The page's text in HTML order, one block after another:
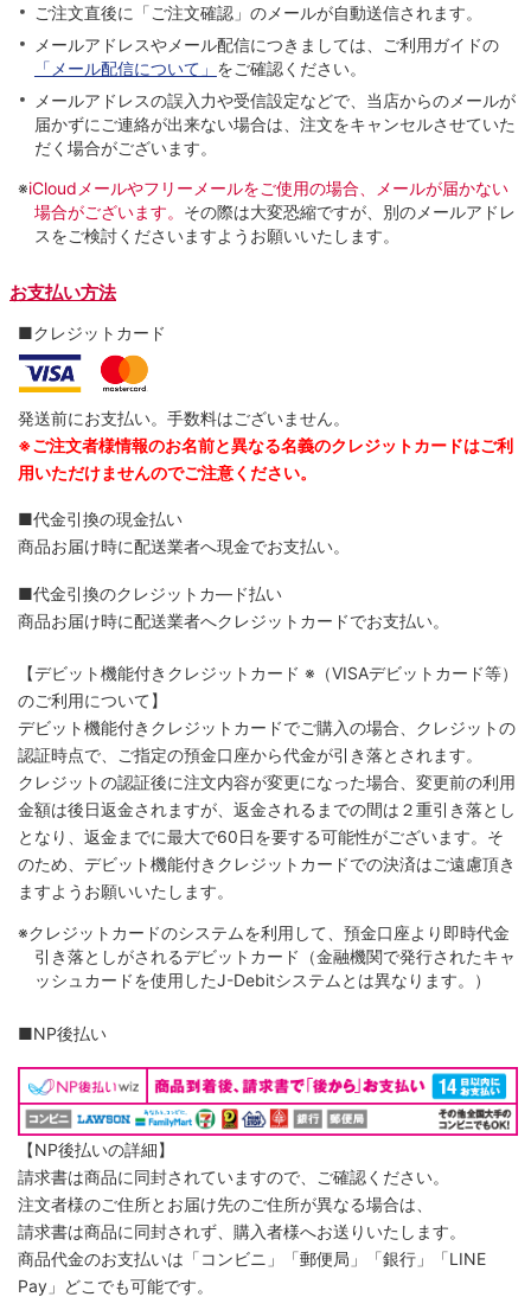
ご注文直後に「ご注文確認」のメールが自動送信されます。
メールアドレスやメール配信につきましては、ご利用ガイドの
「メール配信について」 をご確認ください。
メールアドレスの誤入力や受信設定などで、当店からのメールが
届かずにご連絡が出来ない場合は、注文をキャンセルさせていた
だく場合がございます。
※iCloudメールやフリーメールをご使用の場合、メールが届かない
場合がございます。 その際は大変恐縮ですが、別のメールアドレ
スをご検討くださいますようお願いいたします。
お支払い方法
■クレジットカード
発送前にお支払い。手数料はございません。
※ご注文者様情報のお名前と異なる名義のクレジットカードはご利
用いただけませんのでご注意ください。
■代金引換の現金払い
商品お届け時に配送業者へ現金でお支払い。
■代金引換のクレジットカ―ド払い
商品お届け時に配送業者へクレジットカードでお支払い。
【デビット機能付きクレジットカード ※（VISAデビットカード等）
のご利用について】
デビット機能付きクレジットカードでご購入の場合、クレジットの
認証時点で、ご指定の預金口座から代金が引き落とされます。
クレジットの認証後に注文内容が変更になった場合、変更前の利用
金額は後日返金されますが、返金されるまでの間は２重引き落とし
となり、返金までに最大で60日を要する可能性がございます。そ
のため、デビット機能付きクレジットカードでの決済はご遠慮頂き
ますようお願いいたします。
※クレジットカードのシステムを利用して、預金口座より即時代金
引き落としがされるデビットカード（金融機関で発行されたキャ
ッシュカードを使用したJ-Debitシステムとは異なります。）
■NP後払い
【NP後払いの詳細】
請求書は商品に同封されていますので、ご確認ください。
注文者様のご住所とお届け先のご住所が異なる場合は、
請求書は商品に同封されず、購入者様へお送りいたします。
商品代金のお支払いは「コンビニ」「郵便局」「銀行」「LINE
Pay」どこでも可能です。